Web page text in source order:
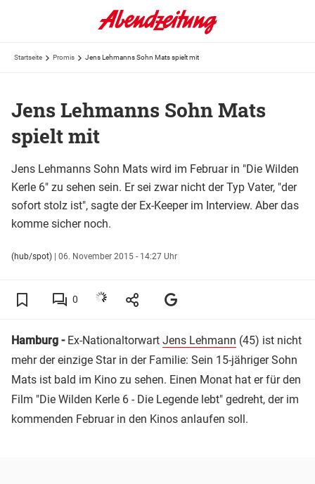
Startseite Promis Jens Lehmanns Sohn Mats spielt mit
Jens Lehmanns Sohn Mats
spielt mit
Jens Lehmanns Sohn Mats wird im Februar in "Die Wilden
Kerle 6" zu sehen sein. Er sei zwar nicht der Typ Vater, "der
sofort stolz ist", sagte der Ex-Keeper im Interview. Aber das
komme sicher noch.
(hub/spot) | 06. November 2015 - 14:27 Uhr
0
Hamburg -Ex-Nationaltorwart Jens Lehmann (45) ist nicht
mehr der einzige Star in der Familie: Sein 15-jähriger Sohn
Mats ist bald im Kino zu sehen. Einen Monat hat er für den
Film "Die Wilden Kerle 6 - Die Legende lebt" gedreht, der im
kommenden Februar in den Kinos anlaufen soll.